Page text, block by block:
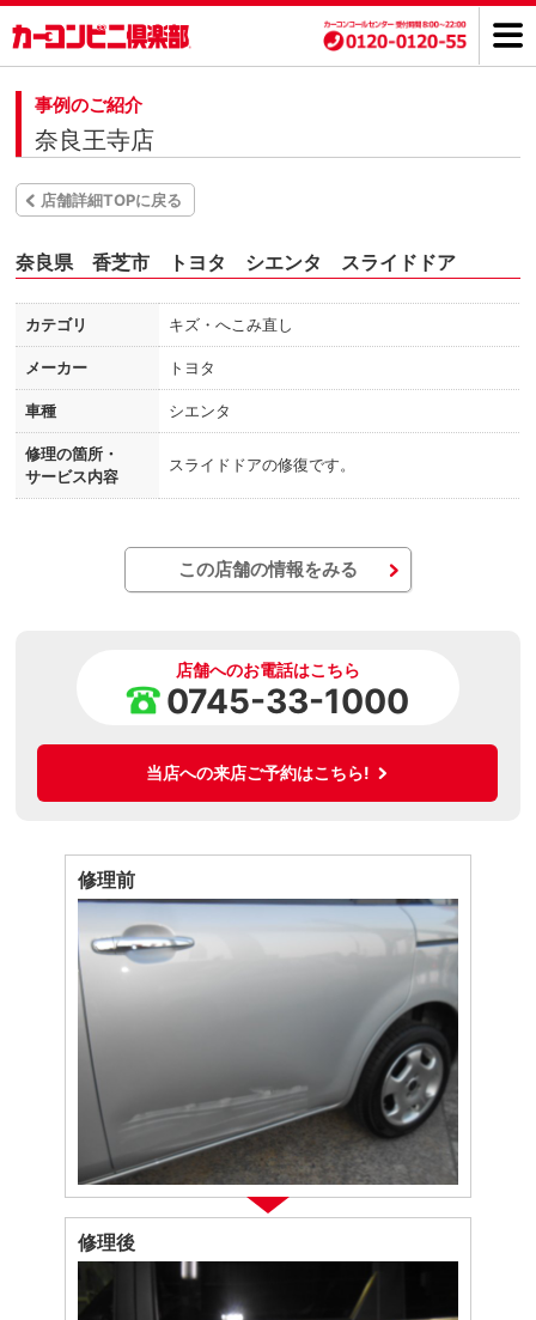
事例のご紹介
奈良王寺店
店舗詳細TOPに戻る
奈良県 香芝市 トヨタ シエンタ スライドドア
カテゴリ キズ・へこみ直し
メーカー トヨタ
車種 シエンタ
修理の箇所・
サービス内容
スライドドアの修復です。
この店舗の情報をみる
店舗へのお電話はこちら
0745-33-1000
当店への来店ご予約はこちら!
修理前
修理後